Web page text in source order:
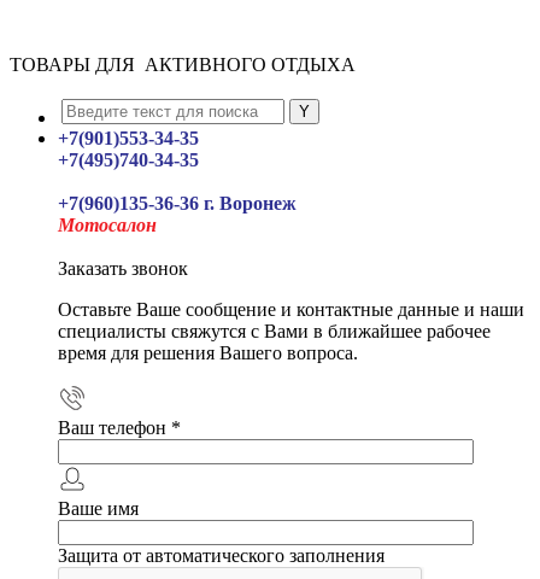
ТОВАРЫ ДЛЯ АКТИВНОГО ОТДЫХА
+7(901)553-34-35
+7(495)740-34-35
+7(960)135-36-36 г. Воронеж
Мотосалон
Заказать звонок
Оставьте Ваше сообщение и контактные данные и наши
специалисты свяжутся с Вами в ближайшее рабочее
время для решения Вашего вопроса.
Ваш телефон *
Ваше имя
Защита от автоматического заполнения